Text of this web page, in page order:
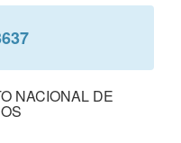
NACIONAL DE